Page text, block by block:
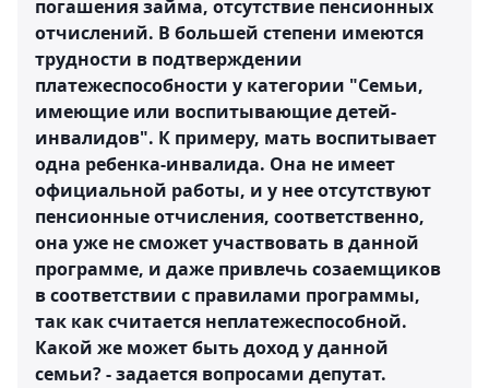
погашения займа, отсутствие пенсионных
отчислений. В большей степени имеются
трудности в подтверждении
платежеспособности у категории "Семьи,
имеющие или воспитывающие детей-
инвалидов". К примеру, мать воспитывает
одна ребенка-инвалида. Она не имеет
официальной работы, и у нее отсутствуют
пенсионные отчисления, соответственно,
она уже не сможет участвовать в данной
программе, и даже привлечь созаемщиков
в соответствии с правилами программы,
так как считается неплатежеспособной.
Какой же может быть доход у данной
семьи? - задается вопросами депутат.